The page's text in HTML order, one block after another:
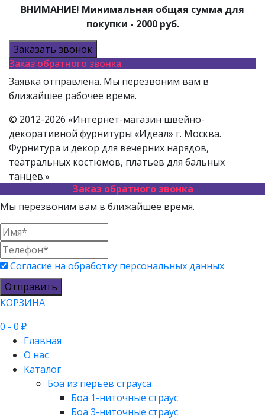
ВНИМАНИЕ! Минимальная общая сумма для
покупки - 2000 руб.
Заказать звонок
Заказ обратного звонка
Заявка отправлена. Мы перезвоним вам в
ближайшее рабочее время.
© 2012-2026 «Интернет-магазин швейно-
декоративной фурнитуры «Идеал» г. Москва.
Фурнитура и декор для вечерних нарядов,
театральных костюмов, платьев для бальных
танцев.»
Заказ обратного звонка
Мы перезвоним вам в ближайшее время.
Согласие на обработку персональных данных
Отправить
КОРЗИНА
0 - 0 ₽
Главная
О нас
Каталог
Боа из перьев страуса
Боа 1-ниточные страус
Боа 3-ниточные страус